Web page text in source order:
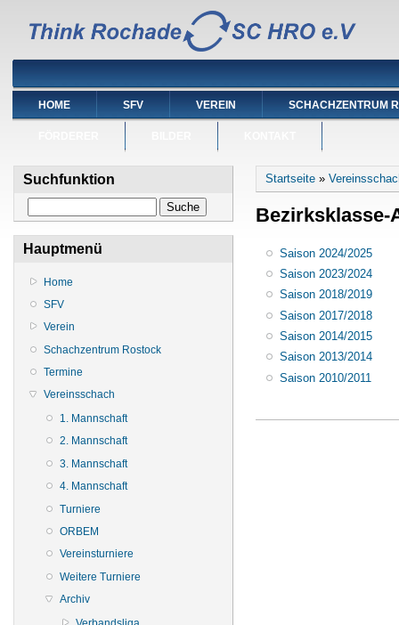
HOME SFV VEREIN SCHACHZENTRUM
Suchfunktion
Hauptmenü
Home
SFV
Verein
Schachzentrum Rostock
Termine
Vereinsschach
1. Mannschaft
2. Mannschaft
3. Mannschaft
4. Mannschaft
Turniere
ORBEM
Vereinsturniere
Weitere Turniere
Archiv
Sie sind hier
Startseite »
Bezirksklasse-
Saison 2024/2025
Saison 2023/2024
Saison 2018/2019
Saison 2017/2018
Saison 2014/2015
Saison 2013/2014
Saison 2010/2011